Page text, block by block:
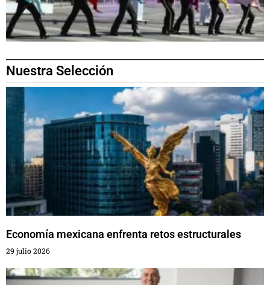
Nuestra Selección
Economía mexicana enfrenta retos estructurales
29 julio 2026